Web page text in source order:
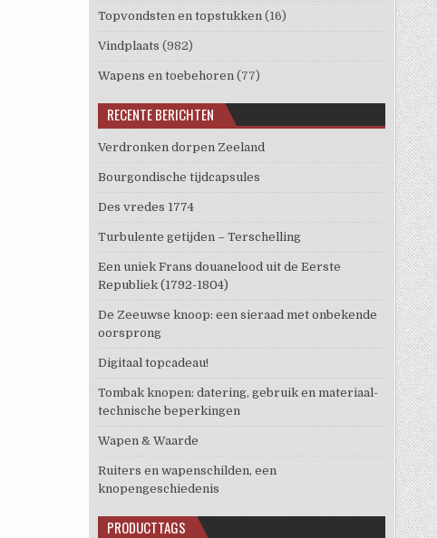
Topvondsten en topstukken (16)
Vindplaats (982)
Wapens en toebehoren (77)
RECENTE BERICHTEN
Verdronken dorpen Zeeland
Bourgondische tijdcapsules
Des vredes 1774
Turbulente getijden – Terschelling
Een uniek Frans douanelood uit de Eerste
Republiek (1792-1804)
De Zeeuwse knoop: een sieraad met onbekende
oorsprong
Digitaal topcadeau!
Tombak knopen: datering, gebruik en materiaal-
technische beperkingen
Wapen & Waarde
Ruiters en wapenschilden, een
knopengeschiedenis
PRODUCTTAGS